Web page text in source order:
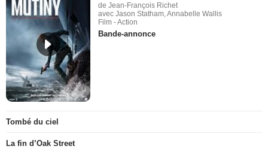
de Jean-François Richet
avec Jason Statham, Annabelle Wallis
Film - Action
Bande-annonce
Tombé du ciel
La fin d’Oak Street